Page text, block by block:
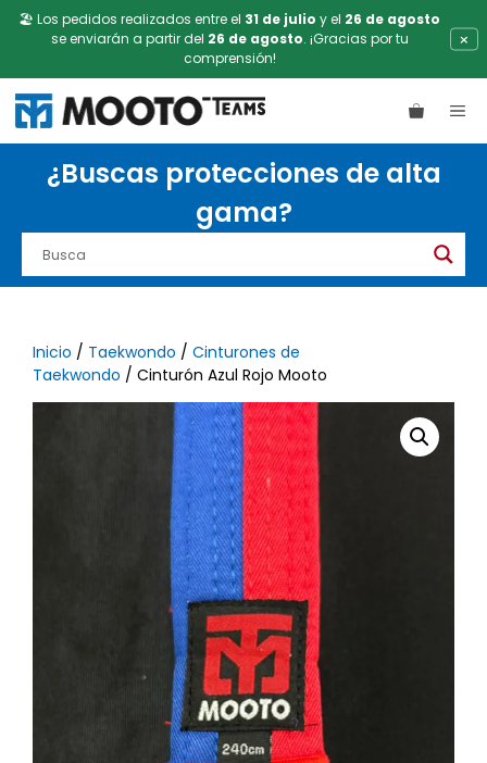
🏖️ Los pedidos realizados entre el 31 de julio y el 26 de agosto
se enviarán a partir del 26 de agosto. ¡Gracias por tu
comprensión!
×
Saltar
contenido
¿Buscas protecciones de alta
gama?
Inicio / Taekwondo / Cinturones de
Taekwondo / Cinturón Azul Rojo Mooto